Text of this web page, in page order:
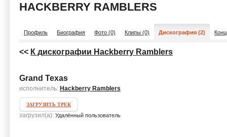
HACKBERRY RAMBLERS
Профиль Биография Фото (0) Клипы (0) Дискография (2)
<< К дискографии Hackberry Ramblers
Grand Texas
исполнитель: Hackberry Ramblers
ЗАГРУЗИТЬ ТРЕК
загрузил(а): Удалённый пользователь